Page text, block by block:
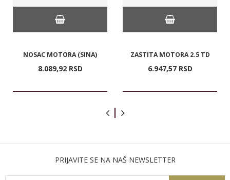
NOSAC MOTORA (SINA)
8.089,92 RSD
ZASTITA MOTORA 2.5 TD
6.947,57 RSD
PRIJAVITE SE NA NAŠ NEWSLETTER